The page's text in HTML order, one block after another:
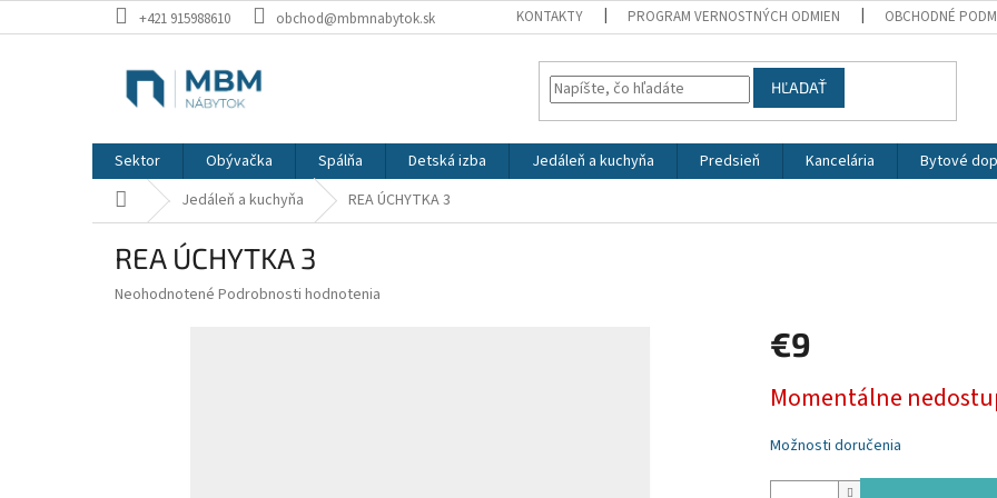
na
+421 915988610 obchod@mbmnabytok.sk KONTAKTY PROGRAM VERNOSTNÝCH ODMIEN OBCHODNÉ
HĽADAŤ
Sektor Obývačka Spálňa Detská izba Jedáleň a kuchyňa Predsieň Kancelária Bytové
Domov Jedáleň a kuchyňa REA ÚCHYTKA 3
REA ÚCHYTKA 3
Priemerné
Neohodnotené Podrobnosti hodnotenia
€9
cena:
Momentálne
Možnosti doručenia